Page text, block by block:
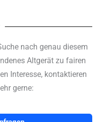
nach genau diesem
Altgerät zu fairen
Interesse, kontaktieren
gerne: